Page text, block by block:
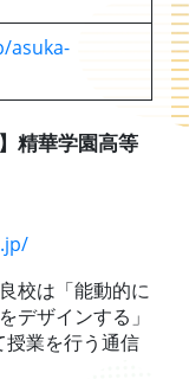
asuka-
精華学園高等
校は「能動的に
デザインする」
授業を行う通信